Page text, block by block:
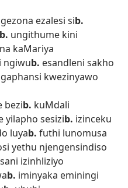
ezalesi sib.
b. ungithume kini
kaMariya
ngiwub. esandleni sakho
kwezinyawo
bezib. kuMdali
yilapho sesizib. izinceku
luyab. futhi lunomusa
yethu njengensindiso
izinhliziyo
b. iminyaka eminingi